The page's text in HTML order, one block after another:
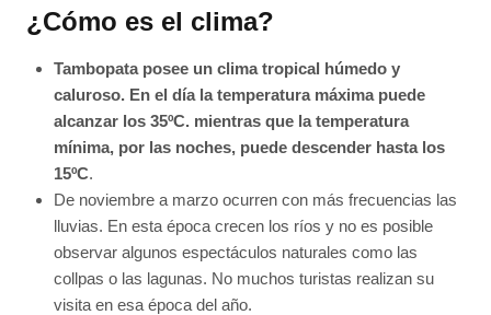
¿Cómo es el clima?
Tambopata posee un clima tropical húmedo y
caluroso. En el día la temperatura máxima puede
alcanzar los 35ºC. mientras que la temperatura
mínima, por las noches, puede descender hasta los
15ºC.
De noviembre a marzo ocurren con más frecuencias las
lluvias. En esta época crecen los ríos y no es posible
observar algunos espectáculos naturales como las
collpas o las lagunas. No muchos turistas realizan su
visita en esa época del año.